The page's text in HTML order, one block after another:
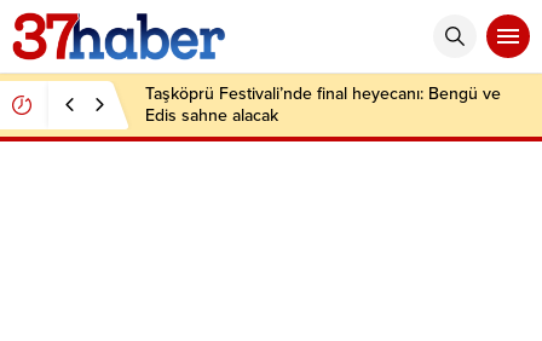
Taşköprü Festivali’nde final heyecanı: Bengü ve
Edis sahne alacak